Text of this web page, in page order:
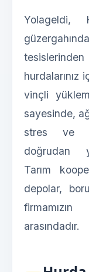
Yolageldi,
hurdalarınız
vinçli
sayesinde,
stres ve
doğrudan
Tarım
depolar,
arasındadır.